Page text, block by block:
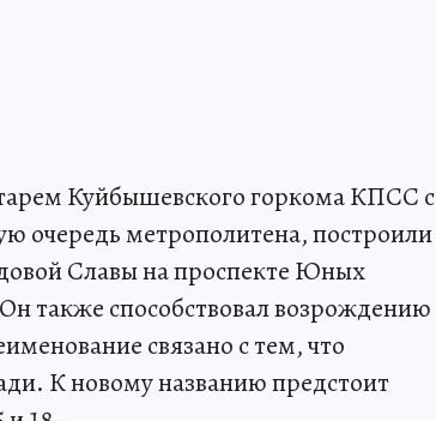
Куйбышевского горкома КПСС с
очередь метрополитена, построили
Славы на проспекте Юных
также способствовал возрождению
связано с тем, что
К новому названию предстоит